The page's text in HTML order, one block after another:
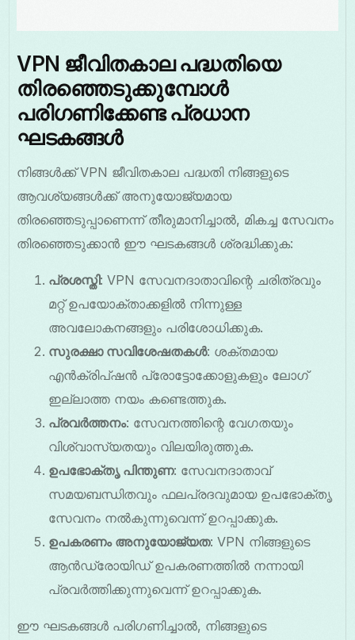
VPN ജീവിതകാല പദ്ധതിയെ
തിരഞ്ഞെടുക്കുമ്പോൾ
പരിഗണിക്കേണ്ട പ്രധാന
ഘടകങ്ങൾ
നിങ്ങൾക്ക് VPN ജീവിതകാല പദ്ധതി നിങ്ങളുടെ
ആവശ്യങ്ങൾക്ക് അനുയോജ്യമായ
തിരഞ്ഞെടുപ്പാണെന്ന് തീരുമാനിച്ചാൽ, മികച്ച സേവനം
തിരഞ്ഞെടുക്കാൻ ഈ ഘടകങ്ങൾ ശ്രദ്ധിക്കുക:
പ്രശസ്തി: VPN സേവനദാതാവിന്റെ ചരിത്രവും
മറ്റ് ഉപയോക്താക്കളിൽ നിന്നുള്ള
അവലോകനങ്ങളും പരിശോധിക്കുക.
സുരക്ഷാ സവിശേഷതകൾ: ശക്തമായ
എൻക്രിപ്ഷൻ പ്രോട്ടോക്കോളുകളും ലോഗ്
ഇല്ലാത്ത നയം കണ്ടെത്തുക.
പ്രവർത്തനം: സേവനത്തിന്റെ വേഗതയും
വിശ്വാസ്യതയും വിലയിരുത്തുക.
ഉപഭോക്തൃ പിന്തുണ: സേവനദാതാവ്
സമയബന്ധിതവും ഫലപ്രദവുമായ ഉപഭോക്തൃ
സേവനം നൽകുന്നുവെന്ന് ഉറപ്പാക്കുക.
ഉപകരണം അനുയോജ്യത: VPN നിങ്ങളുടെ
ആൻഡ്രോയിഡ് ഉപകരണത്തിൽ നന്നായി
പ്രവർത്തിക്കുന്നുവെന്ന് ഉറപ്പാക്കുക.
ഈ ഘടകങ്ങൾ പരിഗണിച്ചാൽ, നിങ്ങളുടെ